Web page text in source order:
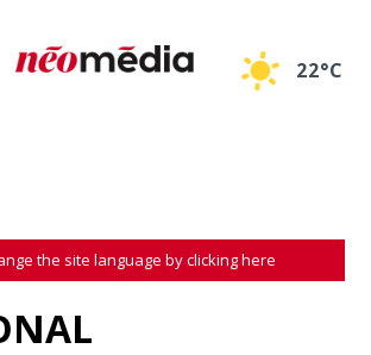
22°C
the site language by clicking here